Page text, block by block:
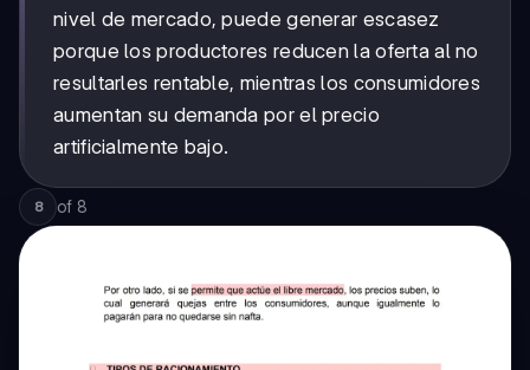
nivel de mercado, puede generar escasez
porque los productores reducen la oferta al no
resultarles rentable, mientras los consumidores
aumentan su demanda por el precio
artificialmente bajo.
8 of 8